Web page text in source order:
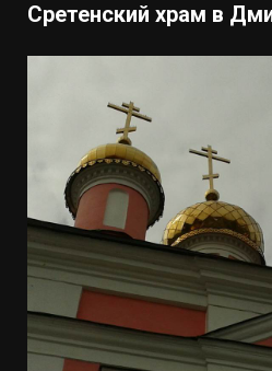
Сретенский храм в